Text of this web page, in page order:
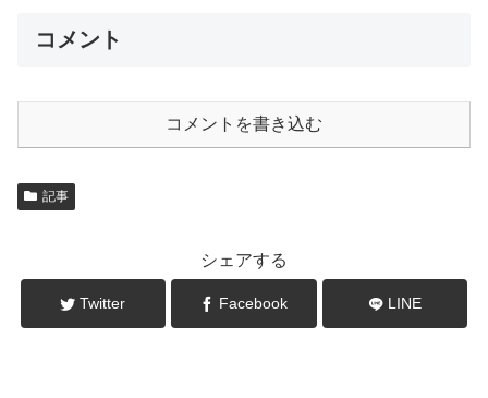
コメント
コメントを書き込む
記事
シェアする
Twitter Facebook LINE